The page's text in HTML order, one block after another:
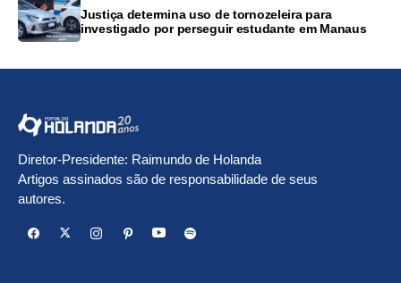
Justiça determina uso de tornozeleira para
investigado por perseguir estudante em Manaus
Diretor-Presidente: Raimundo de Holanda
Artigos assinados são de responsabilidade de seus
autores.